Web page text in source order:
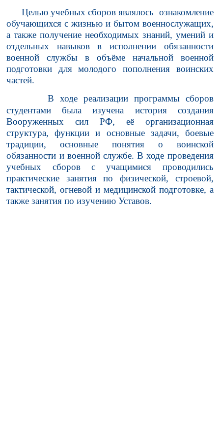
Целью учебных сборов являлось ознакомление
обучающихся с жизнью и бытом военнослужащих,
а также получение необходимых знаний, умений и
отдельных навыков в исполнении обязанности
военной службы в объёме начальной военной
подготовки для молодого пополнения воинских
частей.
В ходе реализации программы сборов
студентами была изучена история создания
Вооруженных сил РФ, её организационная
структура, функции и основные задачи, боевые
традиции, основные понятия о воинской
обязанности и военной службе. В ходе проведения
учебных сборов с учащимися проводились
практические занятия по физической, строевой,
тактической, огневой и медицинской подготовке, а
также занятия по изучению Уставов.